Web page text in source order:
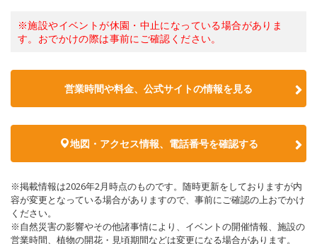
※施設やイベントが休園・中止になっている場合がありま
す。おでかけの際は事前にご確認ください。
営業時間や料金、公式サイトの情報を見る
地図・アクセス情報、電話番号を確認する
※掲載情報は2026年2月時点のものです。随時更新をしておりますが内
容が変更となっている場合がありますので、事前にご確認の上おでかけ
ください。
※自然災害の影響やその他諸事情により、イベントの開催情報、施設の
営業時間、植物の開花・見頃期間などは変更になる場合があります。